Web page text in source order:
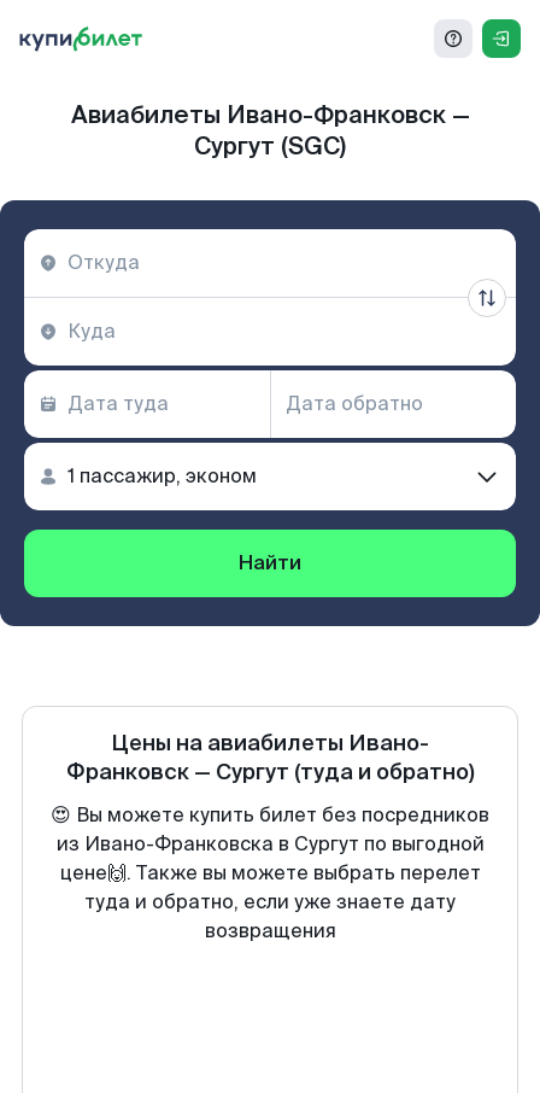
Авиабилеты Ивано-Франковск —
Сургут (SGC)
Найти
Цены на авиабилеты Ивано-
Франковск— Сургут (туда и обратно)
😍 Вы можете купить билет без посредников
из Ивано-Франковска в Сургут по выгодной
цене🙌. Также вы можете выбрать перелет
туда и обратно, если уже знаете дату
возвращения